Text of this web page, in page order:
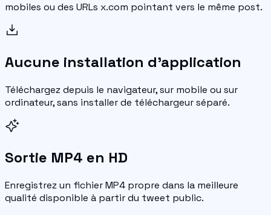
mobiles ou des URLs x.com pointant vers le même post.
Aucune installation d'application
Téléchargez depuis le navigateur, sur mobile ou sur
ordinateur, sans installer de téléchargeur séparé.
Sortie MP4 en HD
Enregistrez un fichier MP4 propre dans la meilleure
qualité disponible à partir du tweet public.